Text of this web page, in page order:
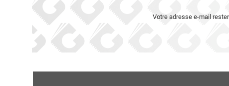
Votre adresse e-mail